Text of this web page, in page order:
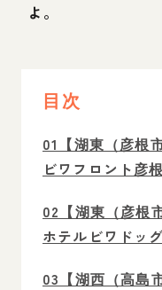
よ。
目次
01【湖東（彦根
ビワフロント彦
02【湖東（彦根
ホテルビワドッグ
03【湖西（高島